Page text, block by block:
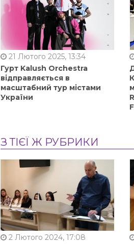
21 Лютого 2025, 13:34
Гурт Kalush Orchestra
відправляється в
масштабний тур містами
України
З ТІЄЇ Ж РУБРИКИ
2 Лютого 2024, 17:08